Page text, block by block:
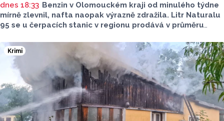
dnes 18:33 Benzin v Olomouckém kraji od minulého týdne
mírně zlevnil, nafta naopak výrazně zdražila. Litr Naturalu
95 se u čerpacích stanic v regionu prodává v průměru
O 84 haléřů zdražila nafta, za litr teď řidiči dají průměrně
44,84 koruny. Podle údajů společnosti CCS, která ceny
sleduje, je benzin v současnosti o 7,73 koruny dražší než
před rokem, za naftu tehdy motoristé platili o 11,31
koruny méně.
Krimi